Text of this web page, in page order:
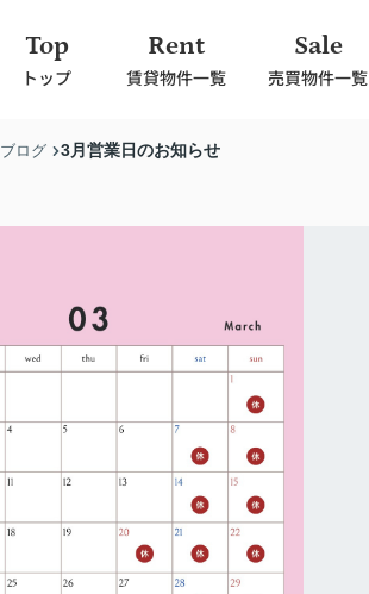
Top
トップ
Rent
賃貸物件一覧
Sale
売買物件一覧
ブログ 3月営業日のお知らせ